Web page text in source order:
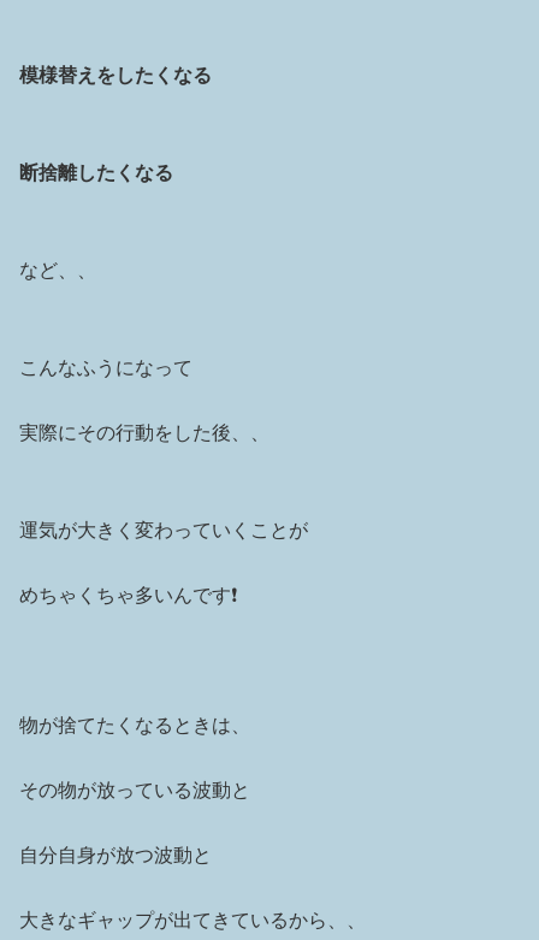
模様替えをしたくなる
断捨離したくなる
など、、
こんなふうになって
実際にその行動をした後、、
運気が大きく変わっていくことが
めちゃくちゃ多いんです❗️
物が捨てたくなるときは、
その物が放っている波動と
自分自身が放つ波動と
大きなギャップが出てきているから、、